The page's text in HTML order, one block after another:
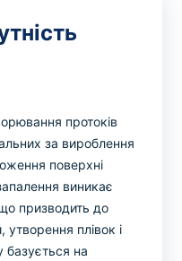
протоків
за вироблення
поверхні
виникає
призводить до
плівок і
базується на